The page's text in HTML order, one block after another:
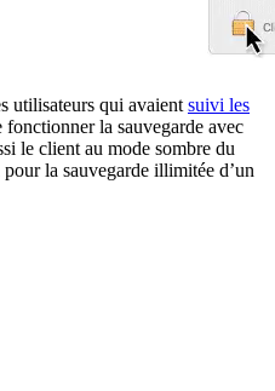
utilisateurs qui avaient suivi les
fonctionner la sauvegarde avec
le client au mode sombre du
la sauvegarde illimitée d’un